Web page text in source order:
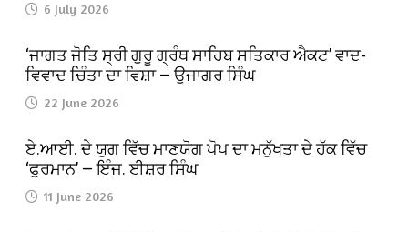
6 July 2026
‘ਜਾਗਤ ਜੋਤਿ ਸ੍ਰੀ ਗੁਰੂ ਗ੍ਰੰਥ ਸਾਹਿਬ ਸਤਿਕਾਰ ਐਕਟ’ ਵਾਦ-
ਵਿਵਾਦ ਚਿੰਤਾ ਦਾ ਵਿਸ਼ਾ — ਉਜਾਗਰ ਸਿੰਘ
22 June 2026
ਏ.ਆਈ. ਦੇ ਯੁਗ ਵਿੱਚ ਮਾਣਯੋਗ ਪੋਪ ਦਾ ਮਨੁੱਖਤਾ ਦੇ ਹੱਕ ਵਿੱਚ
‘ਫੁਰਮਾਨ’ — ਇੰਜ. ਈਸ਼ਰ ਸਿੰਘ
11 June 2026